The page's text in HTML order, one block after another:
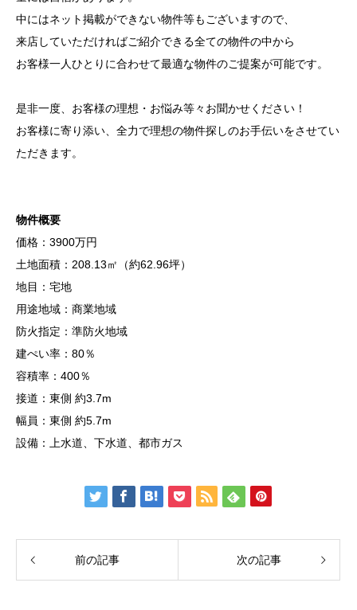
中にはネット掲載ができない物件等もございますので、
来店していただければご紹介できる全ての物件の中から
お客様一人ひとりに合わせて最適な物件のご提案が可能です。
是非一度、お客様の理想・お悩み等々お聞かせください！
お客様に寄り添い、全力で理想の物件探しのお手伝いをさせてい
ただきます。
物件概要
価格：3900万円
土地面積：208.13㎡（約62.96坪）
地目：宅地
用途地域：商業地域
防火指定：準防火地域
建ぺい率：80％
容積率：400％
接道：東側 約3.7m
幅員：東側 約5.7m
設備：上水道、下水道、都市ガス
前の記事 次の記事